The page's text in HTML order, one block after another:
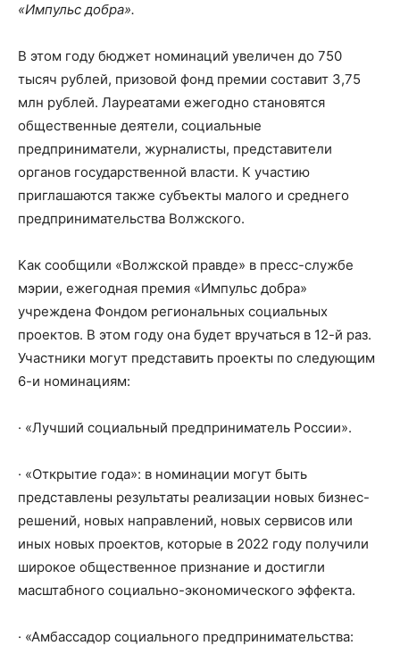
«Импульс добра».
В этом году бюджет номинаций увеличен до 750
тысяч рублей, призовой фонд премии составит 3,75
млн рублей. Лауреатами ежегодно становятся
общественные деятели, социальные
предприниматели, журналисты, представители
органов государственной власти. К участию
приглашаются также субъекты малого и среднего
предпринимательства Волжского.
Как сообщили «Волжской правде» в пресс-службе
мэрии, ежегодная премия «Импульс добра»
учреждена Фондом региональных социальных
проектов. В этом году она будет вручаться в 12-й раз.
Участники могут представить проекты по следующим
6-и номинациям:
· «Лучший социальный предприниматель России».
· «Открытие года»: в номинации могут быть
представлены результаты реализации новых бизнес-
решений, новых направлений, новых сервисов или
иных новых проектов, которые в 2022 году получили
широкое общественное признание и достигли
масштабного социально-экономического эффекта.
· «Амбассадор социального предпринимательства: